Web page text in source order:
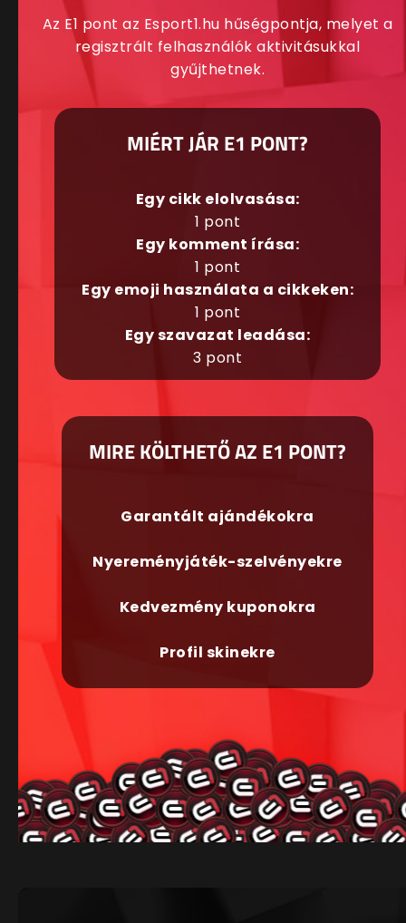
Az E1 pont az Esport1.hu hűségpontja, melyet a
regisztrált felhasználók aktivitásukkal
gyűjthetnek.
MIÉRT JÁR E1 PONT?
Egy cikk elolvasása:
1 pont
Egy komment írása:
1 pont
Egy emoji használata a cikkeken:
1 pont
Egy szavazat leadása:
3 pont
MIRE KÖLTHETŐ AZ E1 PONT?
Garantált ajándékokra
Nyereményjáték-szelvényekre
Kedvezmény kuponokra
Profil skinekre